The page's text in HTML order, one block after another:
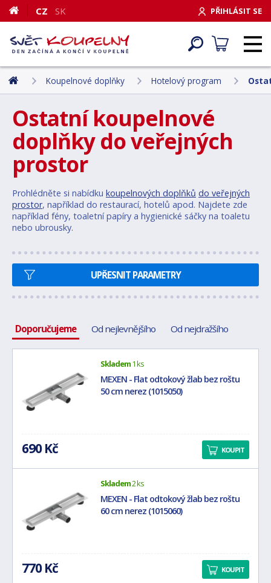
PŘIHLÁSIT SE
CZ SK
Koupelnové doplňky Hotelový program
Ostatní koupelnové
doplňky do veřejných
prostor
Prohlédněte si nabídku koupelnových doplňků do veřejných
prostor, například do restaurací, hotelů apod. Najdete zde
například fény, toaletní papíry a hygienické sáčky na toaletu
nebo ubrousky.
UPŘESNIT PARAMETRY
Doporučujeme Od nejlevnějšího Od nejdražšího
Skladem1 ks
MEXEN - Flat odtokový žlab bez roštu
50 cm nerez (1015050)
690 Kč KOUPIT
Skladem2 ks
MEXEN - Flat odtokový žlab bez roštu
60 cm nerez (1015060)
770 Kč KOUPIT